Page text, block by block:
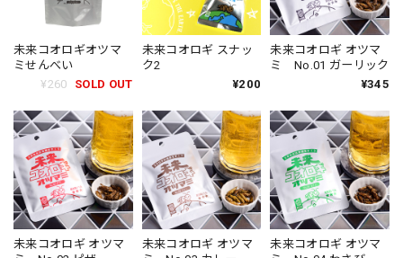
未来コオロギオツマ
ミせんべい
¥260
SOLD OUT
未来コオロギ スナッ
ク2
¥200
未来コオロギ オツマ
ミ No.01 ガーリック
¥345
未来コオロギ オツマ
未来コオロギ オツマ
未来コオロギ オツマ